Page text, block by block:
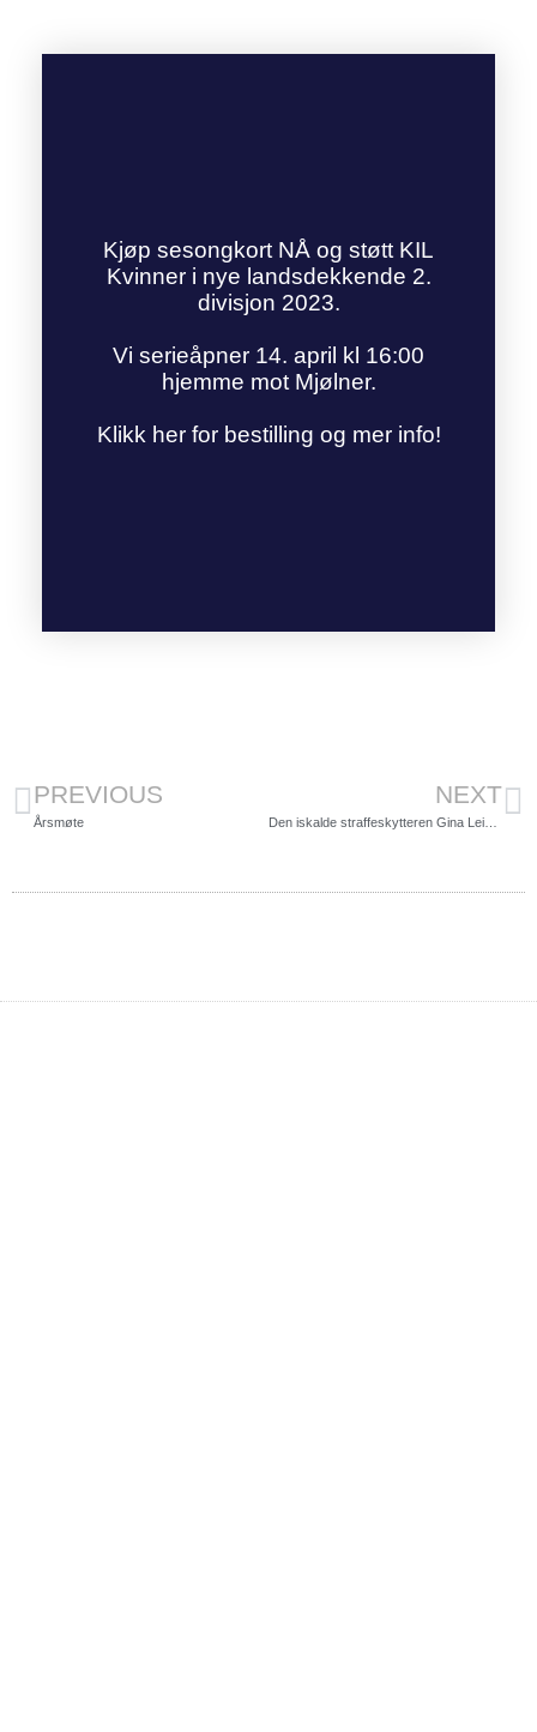
Kjøp sesongkort NÅ og støtt KIL
Kvinner i nye landsdekkende 2.
divisjon 2023.
Vi serieåpner 14. april kl 16:00
hjemme mot Mjølner.
Klikk her for bestilling og mer info!
PREVIOUS
Årsmøte
NEXT
Den iskalde straffeskytteren Gina Lein Kjølgård